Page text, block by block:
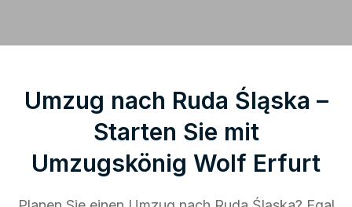
Umzug nach Ruda Śląska –
Starten Sie mit
Umzugskönig Wolf Erfurt